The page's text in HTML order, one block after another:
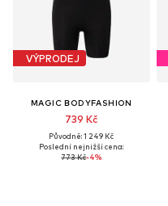
VÝPRODEJ
MAGIC BODYFASHION
739 Kč
Původně: 1 249 Kč
Poslední nejnižší cena:
773 Kč-4%